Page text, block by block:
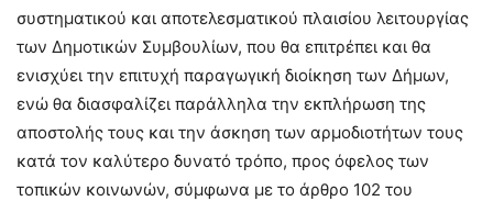
συστηματικού και αποτελεσματικού πλαισίου λειτουργίας
των Δημοτικών Συμβουλίων, που θα επιτρέπει και θα
ενισχύει την επιτυχή παραγωγική διοίκηση των Δήμων,
ενώ θα διασφαλίζει παράλληλα την εκπλήρωση της
αποστολής τους και την άσκηση των αρμοδιοτήτων τους
κατά τον καλύτερο δυνατό τρόπο, προς όφελος των
τοπικών κοινωνών, σύμφωνα με το άρθρο 102 του